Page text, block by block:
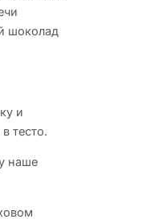
шоколад
и
тесто.
наше